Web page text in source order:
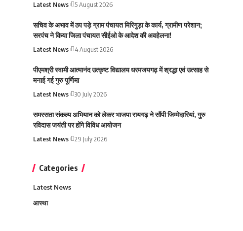
Latest News 5 August 2026
सचिव के अभाव में ठप पड़े ग्राम पंचायत मिरिगुड़ा के कार्य, ग्रामीण परेशान;
सरपंच ने किया जिला पंचायत सीईओ के आदेश की अवहेलना!
Latest News 4 August 2026
पीएमश्री स्वामी आत्मानंद उत्कृष्ट विद्यालय धरमजयगढ़ में श्रद्धा एवं उत्साह से
मनाई गई गुरु पूर्णिमा
Latest News 30 July 2026
समरसता संकल्प अभियान को लेकर भाजपा रायगढ़ ने सौंपी जिम्मेदारियां, गुरु
रविदास जयंती पर होंगे विविध आयोजन
Latest News 29 July 2026
Categories
Latest News
आस्था